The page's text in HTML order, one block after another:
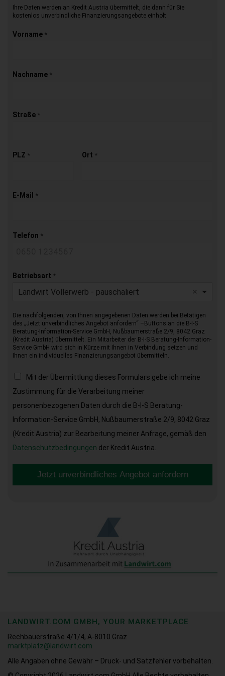
Ihre Daten werden an Kredit Austria übermittelt, die dann für Sie
kostenlos unverbindliche Finanzierungsangebote einholt
Vorname *
Nachname *
Straße *
PLZ * Ort *
E-Mail *
Telefon *
Betriebsart *
Landwirt Vollerwerb - pauschaliert
Die nachfolgenden, von Ihnen angegebenen Daten werden bei Betätigen
des „Jetzt unverbindliches Angebot anfordern“ –Buttons an die B-I-S
Beratung-Information-Service GmbH, Nußbaumerstraße 2/9, 8042 Graz
(Kredit Austria) übermittelt. Ein Mitarbeiter der B-I-S Beratung-Information-
Service GmbH wird sich in Kürze mit Ihnen in Verbindung setzen und
Ihnen ein individuelles Finanzierungsangebot übermitteln.
Mit der Übermittlung dieses Formulars gebe ich meine
Zustimmung für die Verarbeitung meiner
personenbezogenen Daten durch die B-I-S Beratung-
Information-Service GmbH, Nußbaumerstraße 2/9, 8042 Graz
(Kredit Austria) zur Bearbeitung meiner Anfrage, gemäß den
Datenschutzbedingungen der Kredit Austria.
Jetzt unverbindliches Angebot anfordern
LANDWIRT.COM GMBH, YOUR MARKETPLACE
Rechbauerstraße 4/1/4, A-8010 Graz
marktplatz@landwirt.com
Alle Angaben ohne Gewähr – Druck- und Satzfehler vorbehalten.